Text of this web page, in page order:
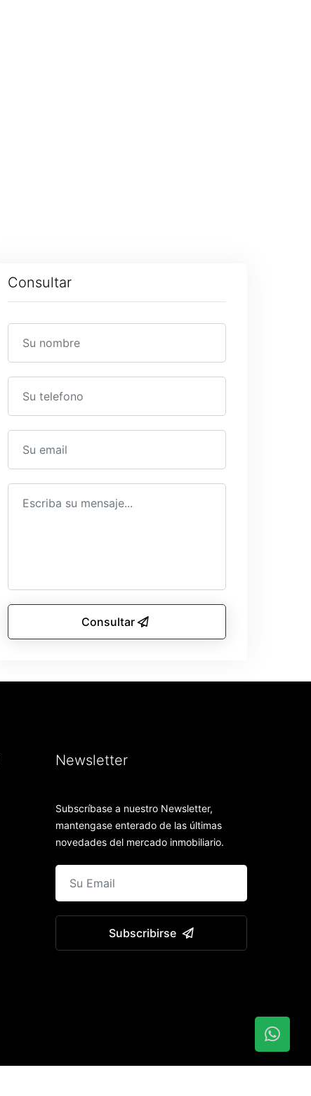
Consultar
Consultar
Newsletter
Subscríbase a nuestro Newsletter,
mantengase enterado de las últimas
novedades del mercado inmobiliario.
Subscribirse